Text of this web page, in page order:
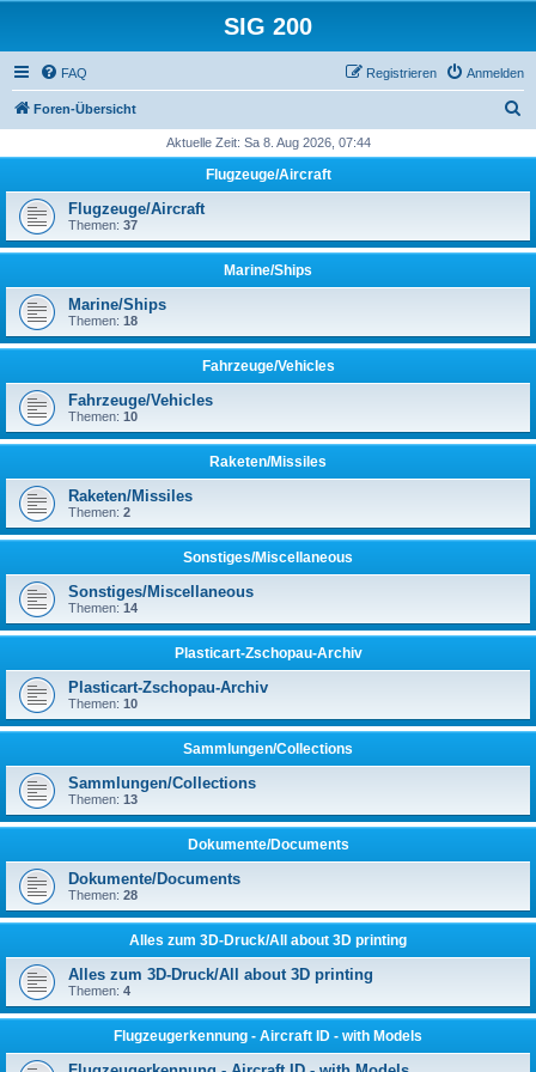
SIG 200
FAQ Anmelden
Registrieren
Foren-Übersicht
h
Aktuelle Zeit: Sa 8. Aug 2026, 07:44
Flugzeuge/Aircraft
Flugzeuge/Aircraft
Themen: 37
Marine/Ships
Marine/Ships
Themen: 18
Fahrzeuge/Vehicles
Fahrzeuge/Vehicles
Themen: 10
Raketen/Missiles
Raketen/Missiles
Themen: 2
Sonstiges/Miscellaneous
Sonstiges/Miscellaneous
Themen: 14
Plasticart-Zschopau-Archiv
Plasticart-Zschopau-Archiv
Themen: 10
Sammlungen/Collections
Sammlungen/Collections
Themen: 13
Dokumente/Documents
Dokumente/Documents
Themen: 28
Alles zum 3D-Druck/All about 3D printing
Alles zum 3D-Druck/All about 3D printing
Themen: 4
Flugzeugerkennung - Aircraft ID - with Models